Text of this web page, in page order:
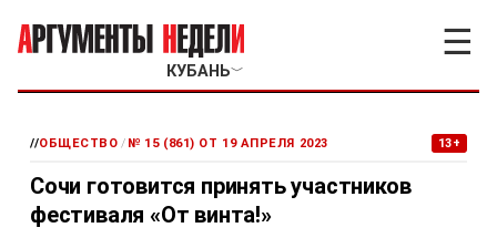
КУБАНЬ﹀
☰
//ОБЩЕСТВО / № 15 (861) ОТ 19 АПРЕЛЯ 2023 13+
Сочи готовится принять участников
фестиваля «От винта!»